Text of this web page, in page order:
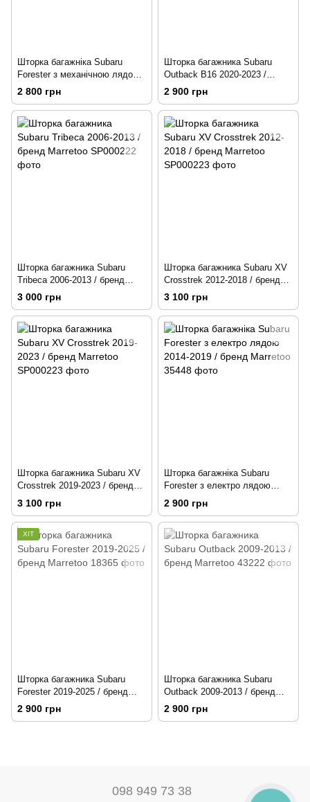
Шторка багажніка Subaru
Forester з механічною лядою
2014-2019 / бренд Marretoo
2 800 грн
Шторка багажника Subaru
Outback B16 2020-2023 /
бренд Marretoo
2 900 грн
Шторка багажника Subaru
Tribeca 2006-2013 / бренд
Marretoo
3 000 грн
Шторка багажника Subaru XV
Crosstrek 2012-2018 / бренд
Marretoo
3 100 грн
Шторка багажника Subaru XV
Crosstrek 2019-2023 / бренд
Marretoo
3 100 грн
Шторка багажніка Subaru
Forester з електро лядою
2014-2019 / бренд Marretoo
2 900 грн
ХІТ
Шторка багажника Subaru
Forester 2019-2025 / бренд
Marretoo
2 900 грн
Шторка багажника Subaru
Outback 2009-2013 / бренд
Marretoo
2 900 грн
098 949 73 38